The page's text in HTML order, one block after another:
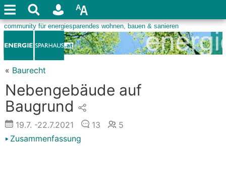
« Baurecht
Nebengebäude auf
Baugrund
19.7. -22.7.2021 13
5
Zusammenfassung